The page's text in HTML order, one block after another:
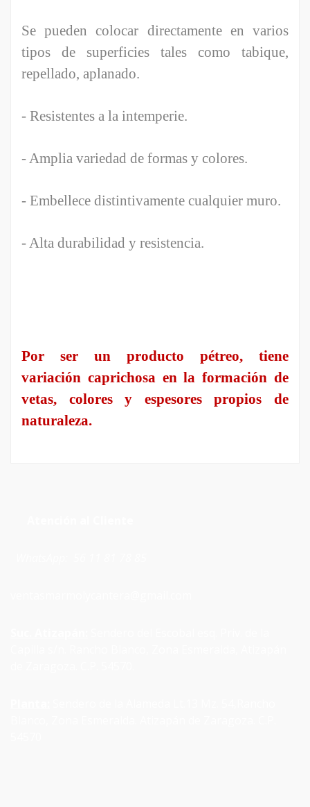
Se pueden colocar directamente en varios
tipos de superficies tales como tabique,
repellado, aplanado.
- Resistentes a la intemperie.
- Amplia variedad de formas y colores.
- Embellece distintivamente cualquier muro.
- Alta durabilidad y resistencia.
Por ser un producto pétreo, tiene
variación caprichosa en la formación de
vetas, colores y espesores propios de
naturaleza.